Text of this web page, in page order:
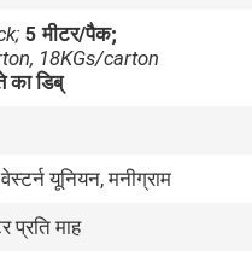
5 मीटर/पैक;
18KGs/carton
का डिब्
यूनियन, मनीग्राम
प्रति माह